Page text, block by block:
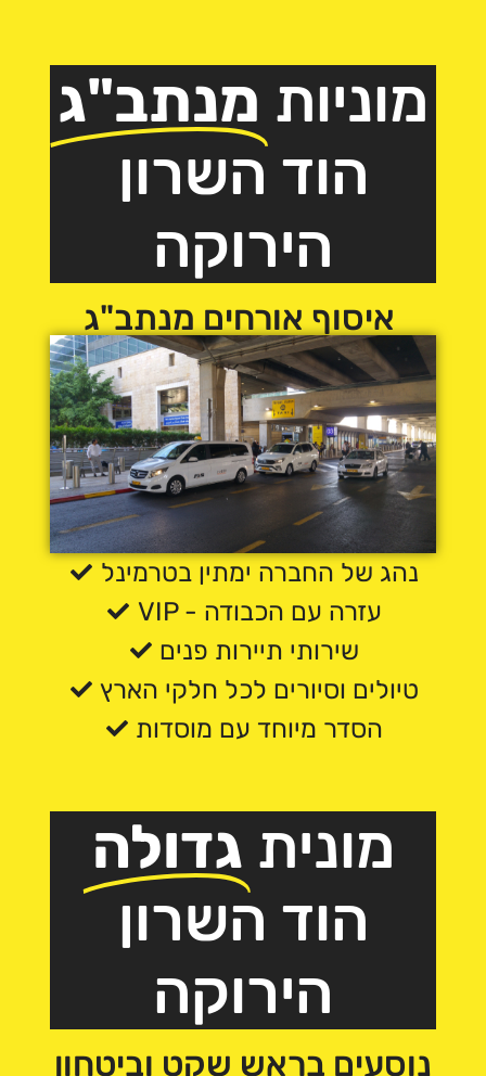
מוניות מנתב"ג
הוד השרון
הירוקה
נהג של החברה ימתין בטרמינל
VIP - עזרה עם הכבודה
שירותי תיירות פנים
טיולים וסיורים לכל חלקי הארץ
הסדר מיוחד עם מוסדות
מונית גדולה
הוד השרון
הירוקה